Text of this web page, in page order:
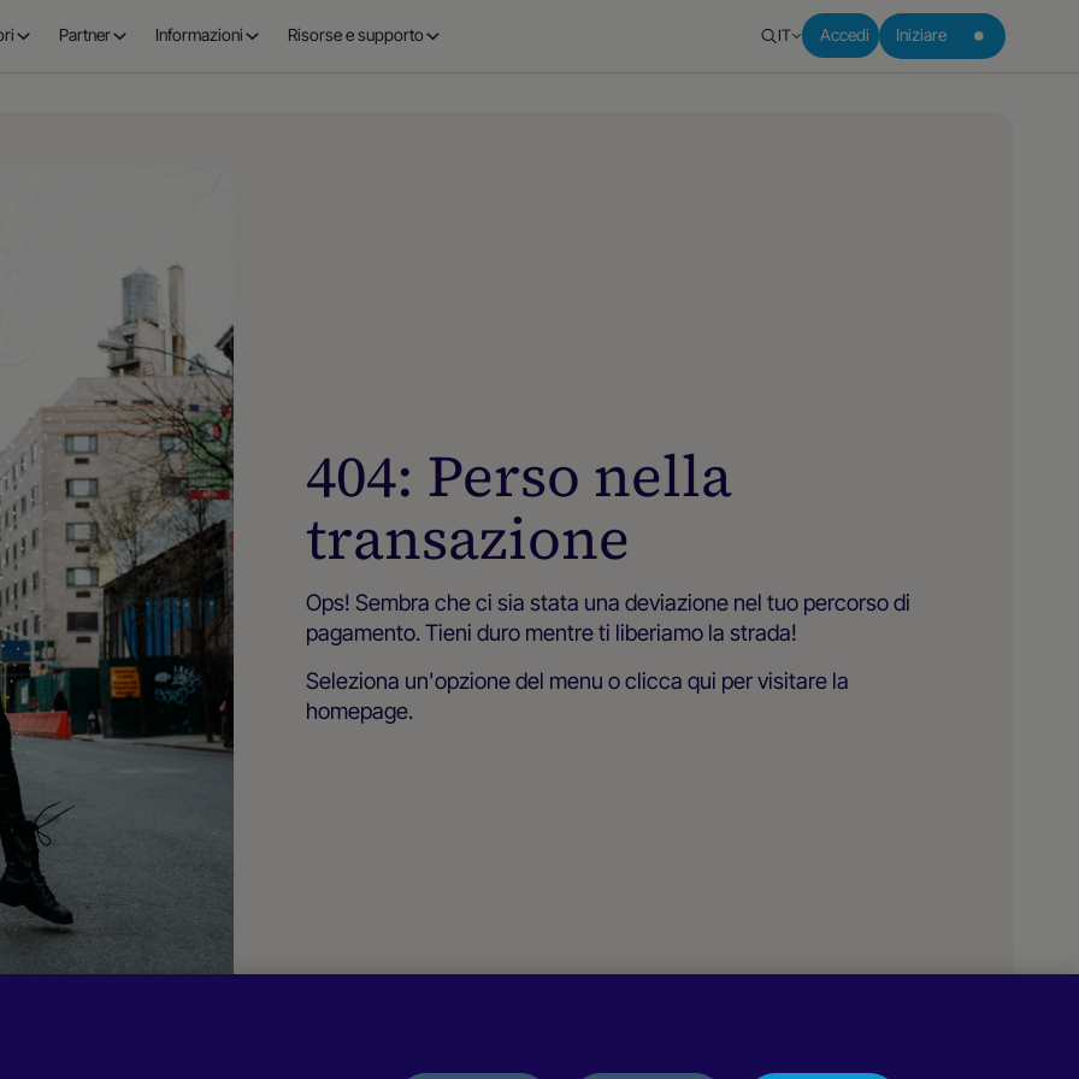
Partner Informazioni Risorse e supporto IT Accedi Iniziare
404: Perso nella
transazione
Ops! Sembra che ci sia stata una deviazione nel tuo percorso di
pagamento. Tieni duro mentre ti liberiamo la strada!
Seleziona un'opzione del menu oclicca qui per visitare la
homepage.